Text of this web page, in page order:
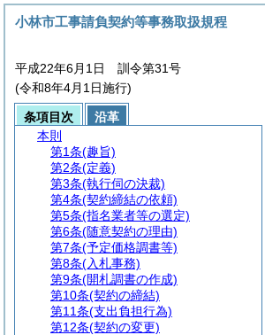
小林市工事請負契約等事務取扱規程
平成22年6月1日 訓令第31号
(令和8年4月1日施行)
条項目次
沿革
本則
第1条(趣旨)
第2条(定義)
第3条(執行伺の決裁)
第4条(契約締結の依頼)
第5条(指名業者等の選定)
第6条(随意契約の理由)
第7条(予定価格調書等)
第8条(入札事務)
第9条(開札調書の作成)
第10条(契約の締結)
第11条(支出負担行為)
第12条(契約の変更)